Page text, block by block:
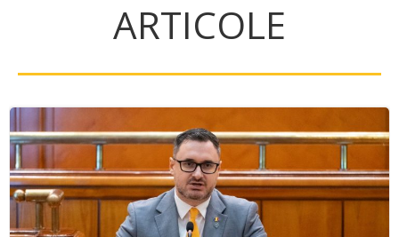
ARTICOLE